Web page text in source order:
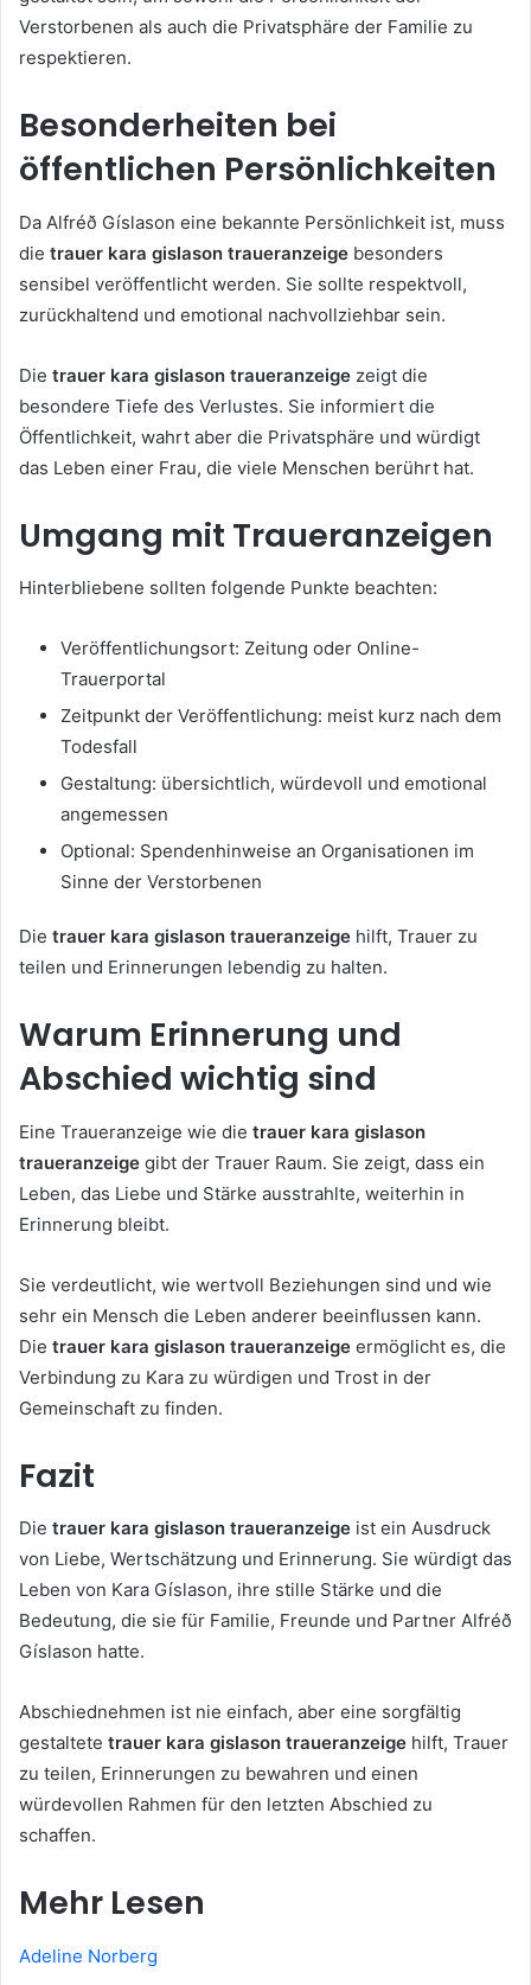
Verstorbenen als auch die Privatsphäre der Familie zu
respektieren.
Besonderheiten bei
öffentlichen Persönlichkeiten
Da Alf­réð Gíslason eine bekannte Persönlichkeit ist, muss
die trauer kara gislason traueranzeige besonders
sensibel veröffentlicht werden. Sie sollte respektvoll,
zurückhaltend und emotional nachvollziehbar sein.
Die trauer kara gislason traueranzeige zeigt die
besondere Tiefe des Verlustes. Sie informiert die
Öffentlichkeit, wahrt aber die Privatsphäre und würdigt
das Leben einer Frau, die viele Menschen berührt hat.
Umgang mit Traueranzeigen
Hinterbliebene sollten folgende Punkte beachten:
Veröffentlichungsort: Zeitung oder Online-
Trauerportal
Zeitpunkt der Veröffentlichung: meist kurz nach dem
Todesfall
Gestaltung: übersichtlich, würdevoll und emotional
angemessen
Optional: Spendenhinweise an Organisationen im
Sinne der Verstorbenen
Die trauer kara gislason traueranzeige hilft, Trauer zu
teilen und Erinnerungen lebendig zu halten.
Warum Erinnerung und
Abschied wichtig sind
Eine Traueranzeige wie die trauer kara gislason
traueranzeige gibt der Trauer Raum. Sie zeigt, dass ein
Leben, das Liebe und Stärke ausstrahlte, weiterhin in
Erinnerung bleibt.
Sie verdeutlicht, wie wertvoll Beziehungen sind und wie
sehr ein Mensch die Leben anderer beeinflussen kann.
Die trauer kara gislason traueranzeige ermöglicht es, die
Verbindung zu Kara zu würdigen und Trost in der
Gemeinschaft zu finden.
Fazit
Die trauer kara gislason traueranzeige ist ein Ausdruck
von Liebe, Wertschätzung und Erinnerung. Sie würdigt das
Leben von Kara Gíslason, ihre stille Stärke und die
Bedeutung, die sie für Familie, Freunde und Partner Alf­réð
Gíslason hatte.
Abschiednehmen ist nie einfach, aber eine sorgfältig
gestaltete trauer kara gislason traueranzeige hilft, Trauer
zu teilen, Erinnerungen zu bewahren und einen
würdevollen Rahmen für den letzten Abschied zu
schaffen.
Mehr Lesen
Adeline Norberg